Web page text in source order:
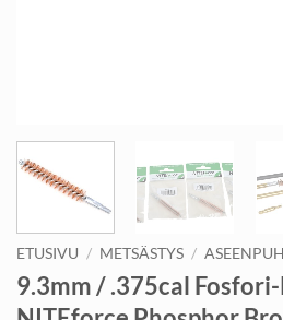
ETUSIVU / METSÄSTYS /
9.3mm / .375cal